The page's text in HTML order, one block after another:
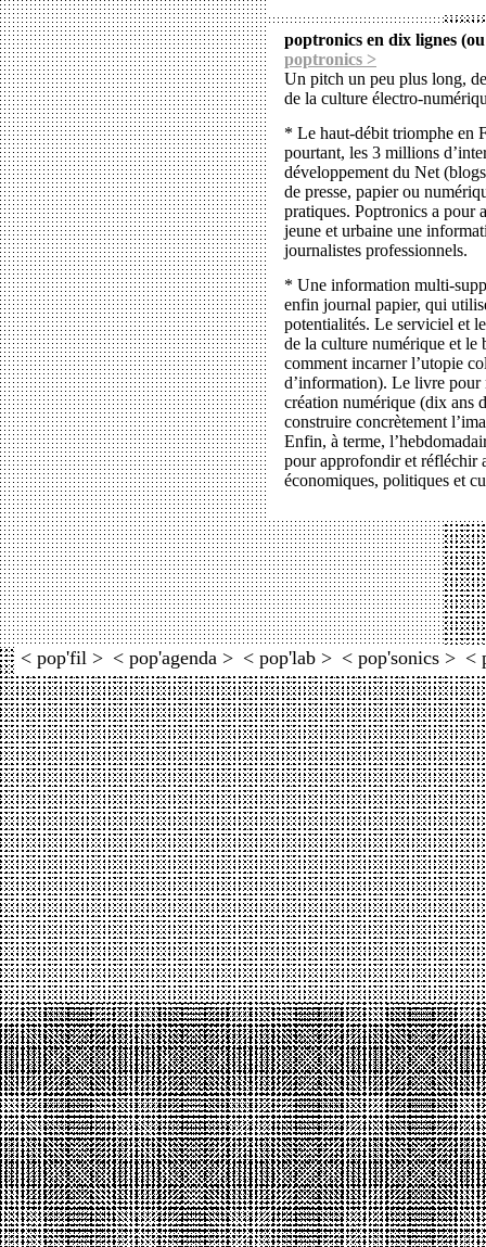
poptronics en dix lignes
poptronics >
Un pitch un peu plus long,
de la culture électro-
* Le haut-débit triomphe en
pourtant, les 3 millions
développement du Net
de presse, papier ou
pratiques. Poptronics a pour
jeune et urbaine une
journalistes professionnels.
* Une information multi-
enfin journal papier, qui
potentialités. Le serviciel et
de la culture numérique et
comment incarner l’utopie
d’information). Le livre pour
création numérique (dix ans
construire concrètement
Enfin, à terme,
pour approfondir et réfléchir
économiques, politiques et
< pop'fil > < pop'agenda > < pop'lab > < pop'sonics > <